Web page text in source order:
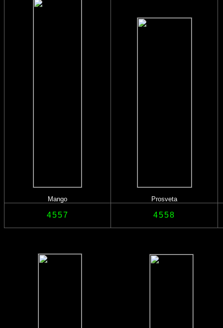
Mango Prosveta
4557 4558